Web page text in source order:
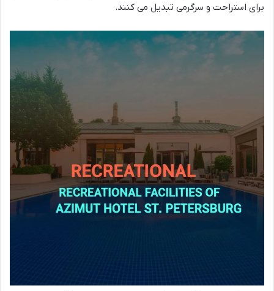
برای استراحت و سرگرمی تبدیل می کنند.